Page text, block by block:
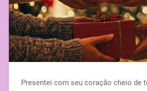
Presentei com seu coração cheio de